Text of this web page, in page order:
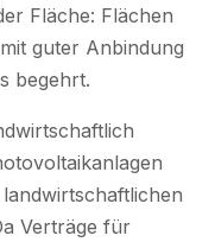
Fläche: Flächen
guter Anbindung
begehrt.
Verträge für